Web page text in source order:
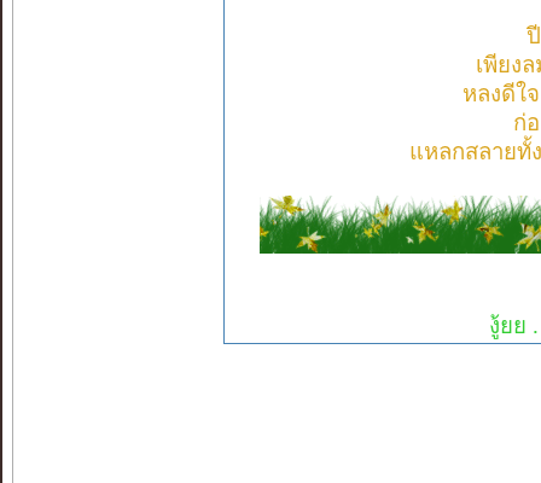
เพียง
หลงดีใ
ก่
แหลกสลายทั้
งู้ยย